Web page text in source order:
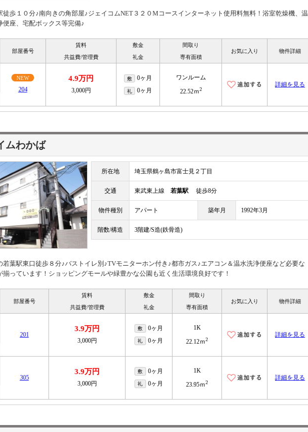
徒歩１０分♪南向きの角部屋♪ジェイコムNET３２０Mコースインターネット使用料無料！浴室乾燥機、温
便座、宅配ボックス等完備♪
部屋番号
賃料
共益費/管理費
敷金
礼金
間取り
専有面積
お気に入り 物件詳細
NEW
204
4.9万円
3,000円
敷 0ヶ月
礼 0ヶ月
ワンルーム
22.52ｍ2
詳細を見る
ムわかば
所在地 埼玉県鶴ヶ島市富士見２丁目
交通 東武東上線 若葉駅 徒歩8分
物件種別 アパート 築年月 1992年3月
階数/構造 3階建/S造(鉄骨造)
若葉駅東口徒歩８分♪バストイレ別♪TVモニターホン付き♪都市ガス♪エアコン＆温水洗浄便座など必要な
揃っています！ショッピングモールや緑豊かな公園も近く生活環境良好です！
部屋番号
賃料
共益費/管理費
敷金
礼金
間取り
専有面積
お気に入り 物件詳細
201
3.9万円
3,000円
敷 0ヶ月
礼 0ヶ月
1K
22.12ｍ2
詳細を見る
305
3.9万円
3,000円
敷 0ヶ月
礼 0ヶ月
1K
23.95ｍ2
詳細を見る